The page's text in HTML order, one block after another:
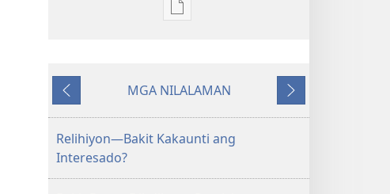
Opsiyon
ng
BANTAYAN
Nauna
MGA NILALAMAN
Susunod
Relihiyon—Bakit Kakaunti ang
Interesado?